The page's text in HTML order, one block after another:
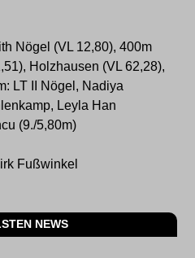
Nögel (VL 12,80), 400m
Holzhausen (VL 62,28),
LT II Nögel, Nadiya
Leyla Han
(9./5,80m)
Fußwinkel
NEWS